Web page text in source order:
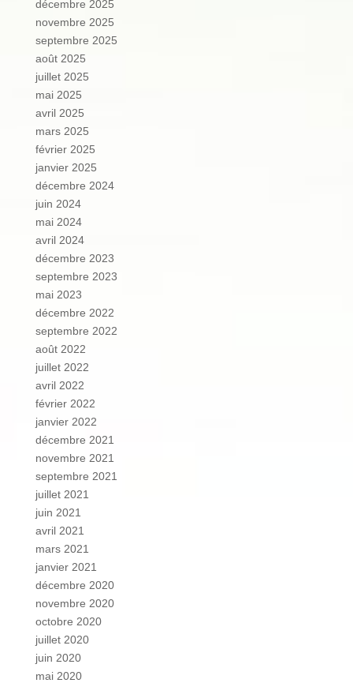
décembre 2025
novembre 2025
septembre 2025
août 2025
juillet 2025
mai 2025
avril 2025
mars 2025
février 2025
janvier 2025
décembre 2024
juin 2024
mai 2024
avril 2024
décembre 2023
septembre 2023
mai 2023
décembre 2022
septembre 2022
août 2022
juillet 2022
avril 2022
février 2022
janvier 2022
décembre 2021
novembre 2021
septembre 2021
juillet 2021
juin 2021
avril 2021
mars 2021
janvier 2021
décembre 2020
novembre 2020
octobre 2020
juillet 2020
juin 2020
mai 2020